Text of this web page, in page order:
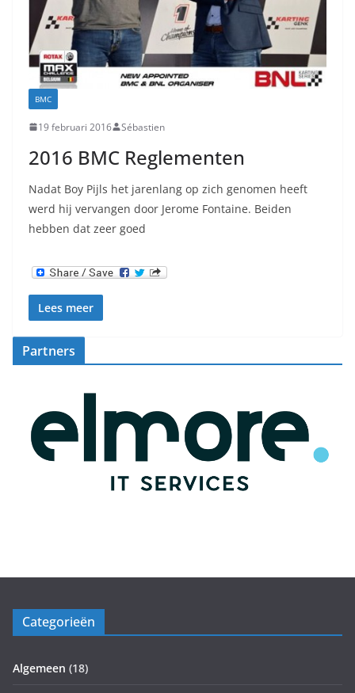
BMC
19 februari 2016 Sébastien
2016 BMC Reglementen
Nadat Boy Pijls het jarenlang op zich genomen heeft
werd hij vervangen door Jerome Fontaine. Beiden
hebben dat zeer goed
Lees meer
Partners
Categorieën
Algemeen (18)